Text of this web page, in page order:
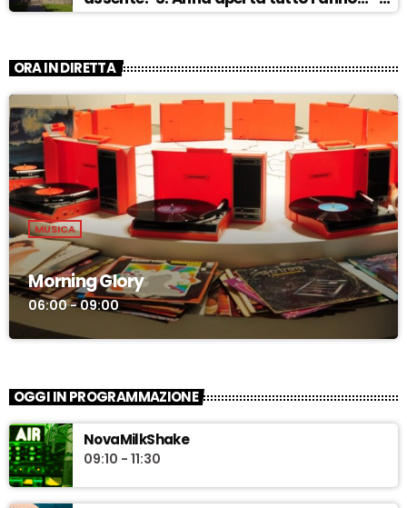
ASCOLTA
ORA IN DIRETTA
MUSICA
Morning Glory
06:00 - 09:00
OGGI IN PROGRAMMAZIONE
NovaMilkShake
09:10 - 11:30